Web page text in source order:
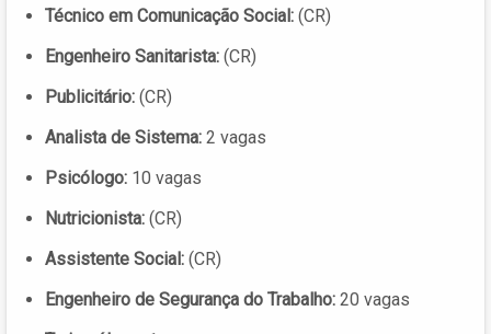
Técnico em Comunicação Social: (CR)
Engenheiro Sanitarista: (CR)
Publicitário: (CR)
Analista de Sistema: 2 vagas
Psicólogo: 10 vagas
Nutricionista: (CR)
Assistente Social: (CR)
Engenheiro de Segurança do Trabalho: 20 vagas